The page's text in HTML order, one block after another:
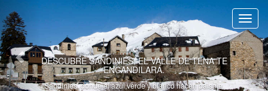
al
contenido
principal
DESCUBRE SANDINIÉS, EL VALLE DE TENA TE
ENCANDILARÁ.
Sandiniés, donde el azul,verde y blanco hacen paisaje.